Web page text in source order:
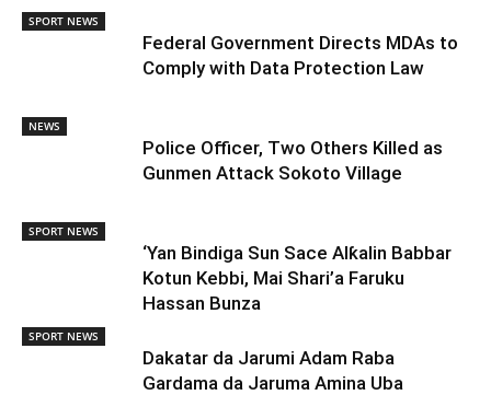
SPORT NEWS
Federal Government Directs MDAs to
Comply with Data Protection Law
NEWS
Police Officer, Two Others Killed as
Gunmen Attack Sokoto Village
SPORT NEWS
‘Yan Bindiga Sun Sace Alƙalin Babbar
Kotun Kebbi, Mai Shari’a Faruku
Hassan Bunza
SPORT NEWS
Dakatar da Jarumi Adam Raba
Gardama da Jaruma Amina Uba